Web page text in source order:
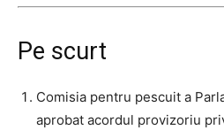
Pe scurt
Comisia pentru pescuit a
aprobat acordul provizoriu